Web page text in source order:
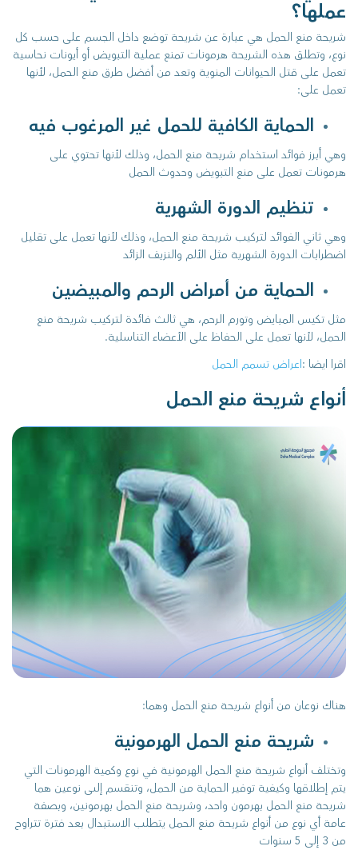
عملها؟
شريحة منع الحمل هي عبارة عن شريحة توضع داخل الجسم على حسب كل
نوع، وتطلق هذه الشريحة هرمونات تمنع عملية التبويض أو أيونات نحاسية
تعمل على قتل الحيوانات المنوية وتعد من أفضل طرق منع الحمل، لأنها
تعمل على:
الحماية الكافية للحمل غير المرغوب فيه
وهي أبرز فوائد استخدام شريحة منع الحمل، وذلك لأنها تحتوي على
هرمونات تعمل على منع التبويض وحدوث الحمل
تنظيم الدورة الشهرية
وهي ثاني الفوائد لتركيب شريحة منع الحمل، وذلك لأنها تعمل على تقليل
اضطرابات الدورة الشهرية مثل الألم والنزيف الزائد
الحماية من أمراض الرحم والمبيضين
مثل تكيس المبايض وتورم الرحم، هي ثالث فائدة لتركيب شريحة منع
الحمل، لأنها تعمل على الحفاظ على الأعضاء التناسلية.
اقرا ايضا :اعراض تسمم الحمل
أنواع شريحة منع الحمل
هناك نوعان من أنواع شريحة منع الحمل وهما:
شريحة منع الحمل الهرمونية
وتختلف أنواع شريحة منع الحمل الهرمونية في نوع وكمية الهرمونات التي
يتم إطلاقها وكيفية توفير الحماية من الحمل، وتنقسم إلىى نوعين هما
شريحة منع الحمل بهرمون واحد، وشريحة منع الحمل بهرمونين، وبصفة
عامة أي نوع من أنواع شريحة منع الحمل يتطلب الاستبدال بعد فترة تتراوح
من 3 إلى 5 سنوات